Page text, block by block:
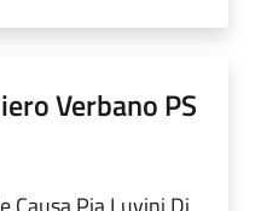
Verbano PS